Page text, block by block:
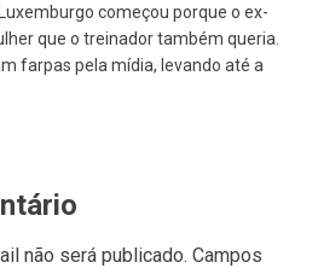
começou porque o ex-
que o treinador também queria.
farpas pela mídia, levando até a
não será publicado. Campos